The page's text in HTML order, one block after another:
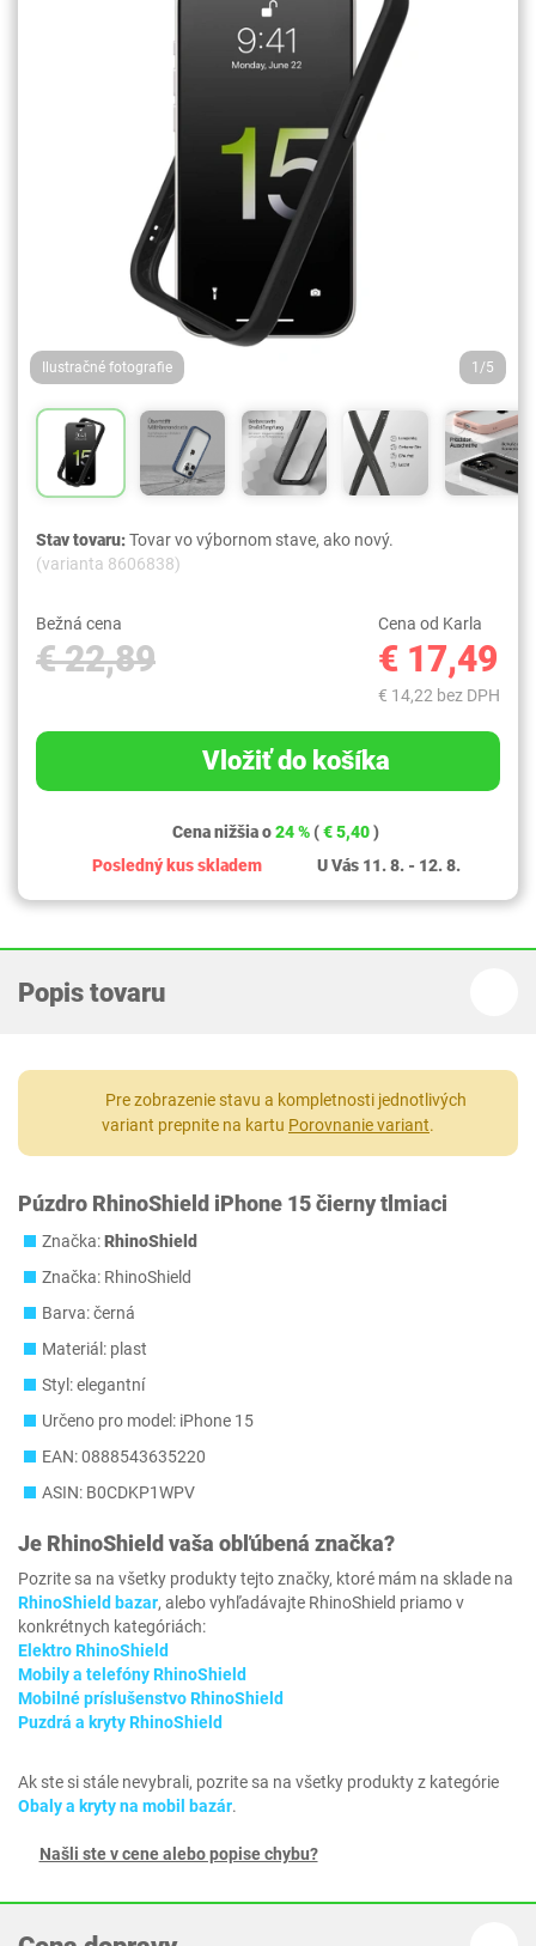
Ilustračné fotografie 1/5
Stav tovaru:Tovar vo výbornom stave, ako nový.
(varianta 8606838)
Bežná cena
€ 22,89
Cena od Karla
€ 17,49
€ 14,22 bez DPH
Vložiť do košíka
Cena nižšia o24 % (€ 5,40)
Posledný kus skladem
U Vás 11. 8. - 12. 8.
Popis tovaru
Pre zobrazenie stavu a kompletnosti jednotlivých
variant prepnite na kartu Porovnanie variant.
Púzdro RhinoShield iPhone 15 čierny tlmiaci
Značka:RhinoShield
Značka: RhinoShield
Barva: černá
Materiál: plast
Styl: elegantní
Určeno pro model: iPhone 15
EAN: 0888543635220
ASIN: B0CDKP1WPV
Je RhinoShield vaša obľúbená značka?
Pozrite sa na všetky produkty tejto značky, ktoré mám na sklade na
RhinoShield bazar, alebo vyhľadávajte RhinoShield priamo v
konkrétnych kategóriách:
Elektro RhinoShield
Mobily a telefóny RhinoShield
Mobilné príslušenstvo RhinoShield
Puzdrá a kryty RhinoShield
Ak ste si stále nevybrali, pozrite sa na všetky produkty z kategórie
Obaly a kryty na mobil bazár.
Našli ste v cene alebo popise chybu?